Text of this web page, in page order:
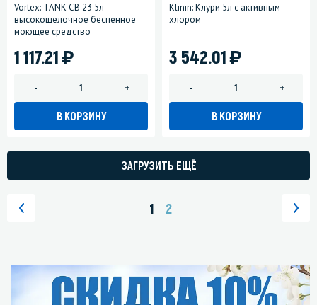
Vortex: TANK CB 23 5л
высокощелочное беспенное
моющее средство
1 117.21)
- +
В КОРЗИНУ
Klinin: Клури 5л с активным
хлором
3 542.01)
- +
В КОРЗИНУ
ЗАГРУЗИТЬ ЕЩЁ
1 2